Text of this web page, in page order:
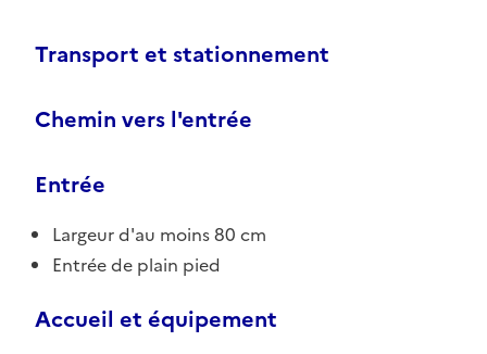
Transport et stationnement
Chemin vers l'entrée
Entrée
Largeur d'au moins 80 cm
Entrée de plain pied
Accueil et équipement